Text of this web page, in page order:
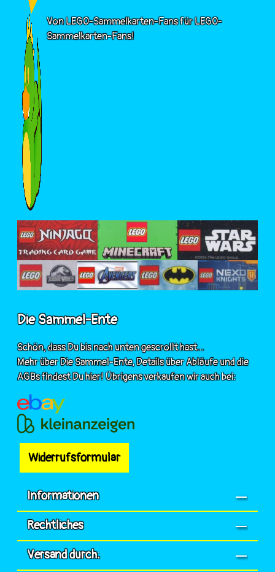
Von LEGO-Sammelkarten-Fans für LEGO-
Sammelkarten-Fans!
Die Sammel-Ente
Schön, dass Du bis nach unten gescrollt hast...
Mehr über Die Sammel-Ente, Details über Abläufe und die
AGBs findest Du hier! Übrigens verkaufen wir auch bei:
Widerrufsformular
Informationen
Rechtliches
Versand durch: